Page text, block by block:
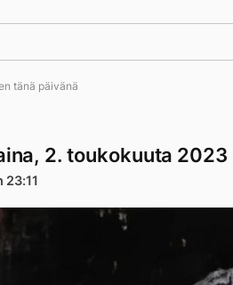
tänä päivänä
2. toukokuuta 2023
23:11
kill you…